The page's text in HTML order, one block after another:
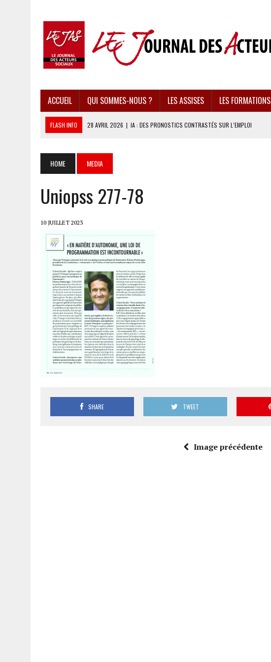
ACCUEIL QUI SOMMES-NOUS ? LES ASSISES LES FORMATIONS
FLASH INFO 28 AVRIL 2026 | IA : DES PRONOSTICS CONTRASTÉS SUR L’EMPLOI
28 AVRIL 2026 | PRESSE D’INFORMATION : UNE ÉCONOMIE DANGEREUSEMENT FRAGILISÉE
28 AVRIL 2026
CARAÏBES : LES RÉCIFS CORALLIENS AU BORD DE L’EFFONDREMENT
HOME MEDIA
Uniopss 277-78
10 JUILLET 2023
SHARE TWEET
Image précédente